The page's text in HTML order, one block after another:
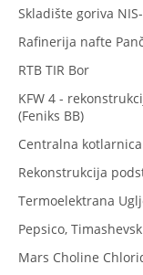
Skladište goriva
Rafinerija nafte
RTB TIR Bor
KFW 4 -
(Feniks BB)
Centralna
Rekonstrukcija
Termoelektrana
Pepsico,
Mars Choline